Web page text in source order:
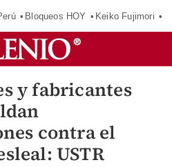
Bloqueos HOY Keiko Fujimori
y fabricantes
contra el
USTR